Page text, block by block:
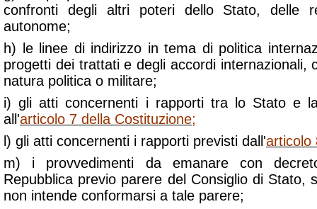
confronti degli altri poteri dello Stato, delle
autonome;
h) le linee di indirizzo in tema di politica
progetti dei trattati e degli accordi internazionali,
natura politica o militare;
i) gli atti concernenti i rapporti tra lo Stato e
all'articolo 7 della Costituzione;
l) gli atti concernenti i rapporti previsti dall'articolo
m) i provvedimenti da emanare con
Repubblica previo parere del Consiglio di Stato,
non intende conformarsi a tale parere;